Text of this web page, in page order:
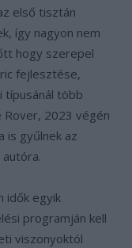
első tisztán
így nagyon nem
hogy szerepel
fejlesztése,
típusánál több
2023 végén
is gyűlnek az
idők egyik
programján kell
viszonyoktól